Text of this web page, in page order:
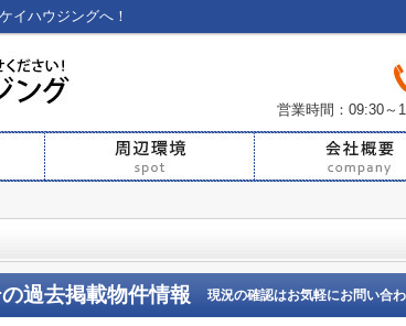
イハウジングへ！
営業時間：09:30～
の過去掲載物件情報 現況の確認はお気軽にお問い合わ